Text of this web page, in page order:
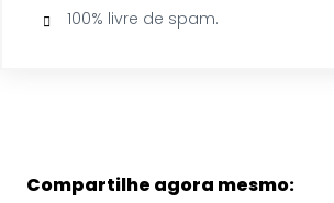
100% livre de spam.
Compartilhe agora mesmo: